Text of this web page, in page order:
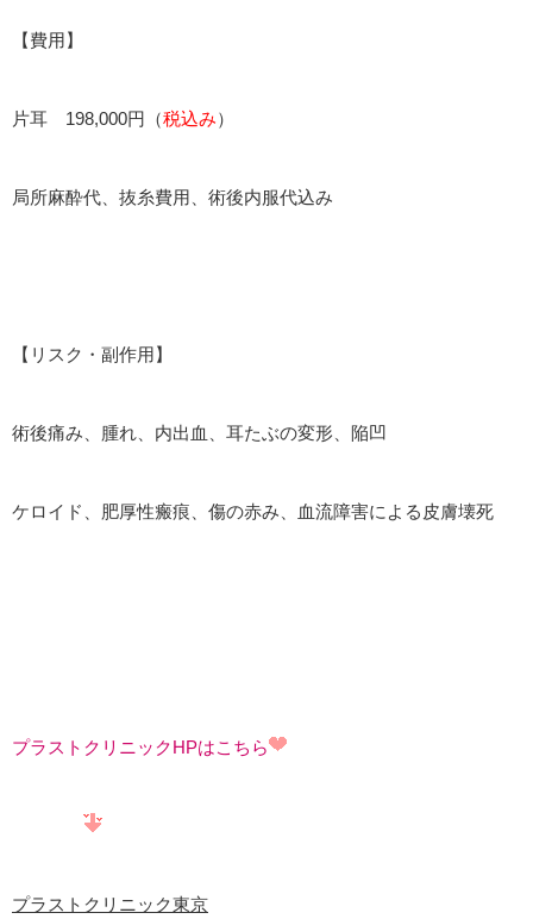
【費用】
片耳 198,000円（税込み）
局所麻酔代、抜糸費用、術後内服代込み
【リスク・副作用】
術後痛み、腫れ、内出血、耳たぶの変形、陥凹
ケロイド、肥厚性瘢痕、傷の赤み、血流障害による皮膚壊死
プラストクリニックHPはこちら
プラストクリニック東京